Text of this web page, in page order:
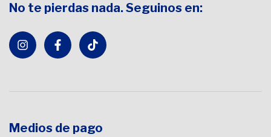
No te pierdas nada. Seguinos en:
Medios de pago